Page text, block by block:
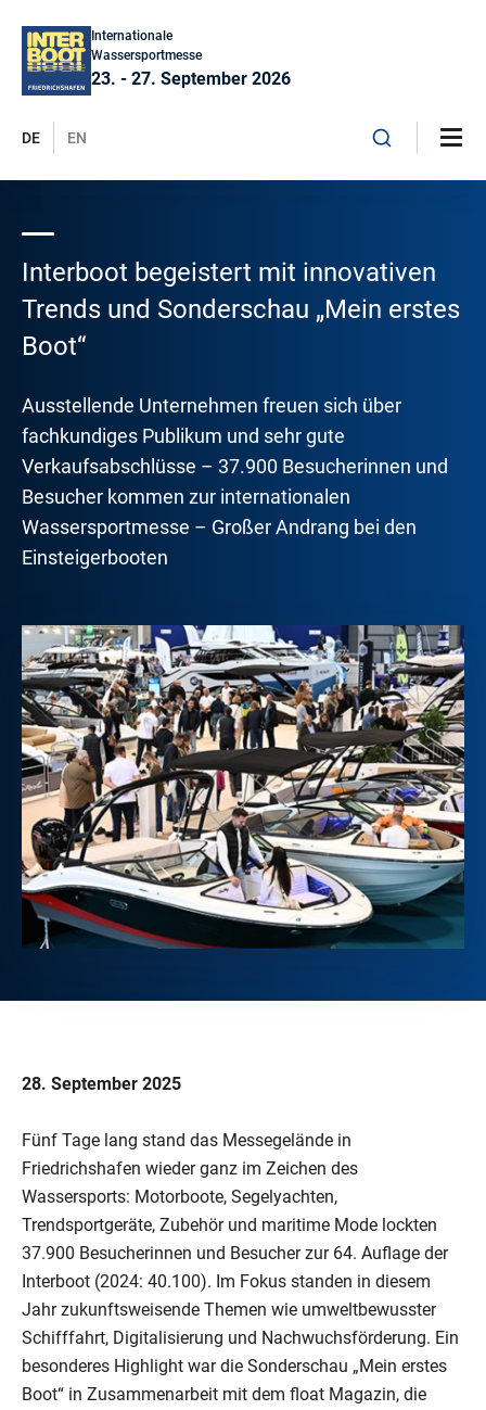
Internationale
Wassersportmesse
23. - 27. September 2026
DE EN
Interboot begeistert mit innovativen
Trends und Sonderschau „Mein erstes
Boot“
Ausstellende Unternehmen freuen sich über
fachkundiges Publikum und sehr gute
Verkaufsabschlüsse – 37.900 Besucherinnen und
Besucher kommen zur internationalen
Wassersportmesse – Großer Andrang bei den
Einsteigerbooten
28. September 2025
Fünf Tage lang stand das Messegelände in
Friedrichshafen wieder ganz im Zeichen des
Wassersports: Motorboote, Segelyachten,
Trendsportgeräte, Zubehör und maritime Mode lockten
37.900 Besucherinnen und Besucher zur 64. Auflage der
Interboot (2024: 40.100). Im Fokus standen in diesem
Jahr zukunftsweisende Themen wie umweltbewusster
Schifffahrt, Digitalisierung und Nachwuchsförderung. Ein
besonderes Highlight war die Sonderschau „Mein erstes
Boot“ in Zusammenarbeit mit dem float Magazin, die